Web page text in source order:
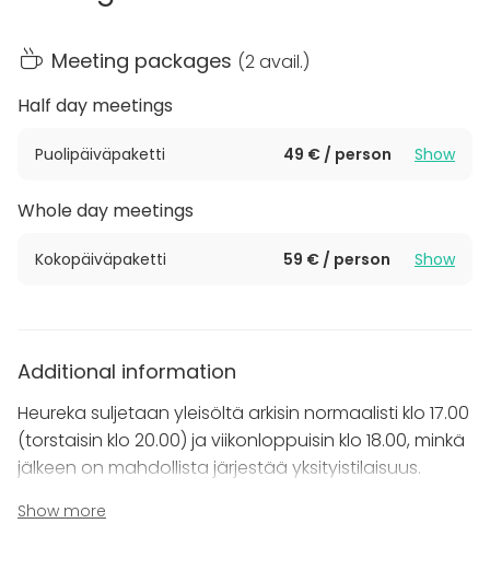
Meeting packages (2 avail.)
Half day meetings
Puolipäiväpaketti 49 € / person Show
Whole day meetings
Kokopäiväpaketti 59 € / person Show
Additional information
Heureka suljetaan yleisöltä arkisin normaalisti klo 17.00
(torstaisin klo 20.00) ja viikonloppuisin klo 18.00, minkä
jälkeen on mahdollista järjestää yksityistilaisuus.
Additional information about cancellation
Show more